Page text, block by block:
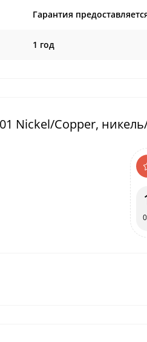
Гарантия
1 год
Nickel/Copper,